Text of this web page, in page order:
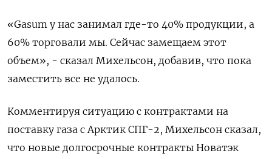
«Gasum у нас занимал где-то 40% продукции, а
60% торговали мы. Сейчас замещаем этот
объем», - сказал Михельсон, добавив, что пока
заместить все не удалось.
Комментируя ситуацию с контрактами на
поставку газа с Арктик СПГ-2, Михельсон сказал,
что новые долгосрочные контракты Новатэк